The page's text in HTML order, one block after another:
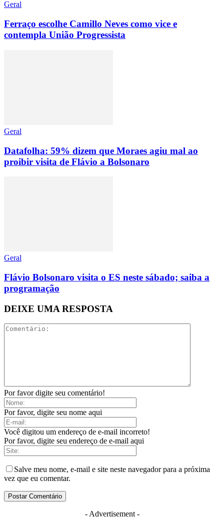
Geral
Ferraço escolhe Camillo Neves como vice e
contempla União Progressista
Geral
Datafolha: 59% dizem que Moraes agiu mal ao
proibir visita de Flávio a Bolsonaro
Geral
Flávio Bolsonaro visita o ES neste sábado; saiba a
programação
DEIXE UMA RESPOSTA
Por favor digite seu comentário!
Por favor, digite seu nome aqui
Você digitou um endereço de e-mail incorreto!
Por favor, digite seu endereço de e-mail aqui
Salve meu nome, e-mail e site neste navegador para a próxima
vez que eu comentar.
- Advertisement -